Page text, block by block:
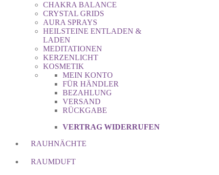
CHAKRA BALANCE
CRYSTAL GRIDS
AURA SPRAYS
HEILSTEINE ENTLADEN &
LADEN
MEDITATIONEN
KERZENLICHT
KOSMETIK
MEIN KONTO
FÜR HÄNDLER
BEZAHLUNG
VERSAND
RÜCKGABE
VERTRAG WIDERRUFEN
RAUHNÄCHTE
RAUMDUFT